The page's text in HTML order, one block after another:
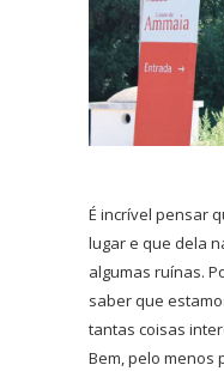
É incrível pensar
lugar e que dela
algumas ruínas.
saber que
tantas coisas
Bem, pelo menos